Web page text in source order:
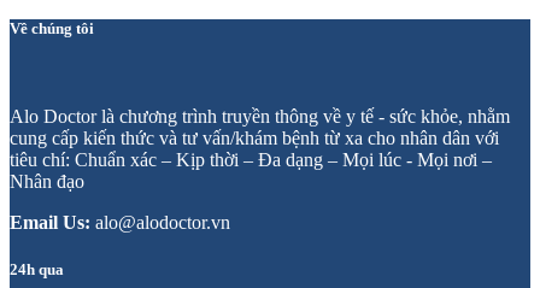
Về chúng tôi
Alo Doctor là chương trình truyền thông về y tế - sức khỏe, nhằm
cung cấp kiến thức và tư vấn/khám bệnh từ xa cho nhân dân với
tiêu chí: Chuẩn xác – Kịp thời – Đa dạng – Mọi lúc - Mọi nơi –
Nhân đạo
Email Us: alo@alodoctor.vn
24h qua